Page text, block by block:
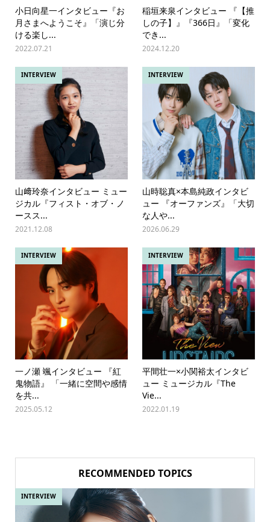
小日向星一インタビュー『お
月さまへようこそ』「演じ分
ける楽し...
2022.07.21
稲垣来泉インタビュー 『【推
しの子】』『366日』「変化
でき...
2024.12.20
INTERVIEW
山﨑玲奈インタビュー ミュー
ジカル『フィスト・オブ・ノ
ースス...
2021.12.08
INTERVIEW
山時聡真×本島純政インタビ
ュー 『オーファンズ』「大切
な人や...
2026.06.29
INTERVIEW
一ノ瀬 颯インタビュー 『紅
鬼物語』 「一緒に空間や感情
を共...
2025.05.12
INTERVIEW
平間壮一×小関裕太インタビ
ュー ミュージカル『The
Vie...
2022.01.19
RECOMMENDED TOPICS
INTERVIEW